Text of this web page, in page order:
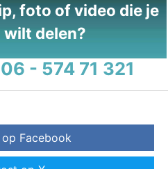
foto of video die je
wilt delen?
06 - 574 71 321
op Facebook